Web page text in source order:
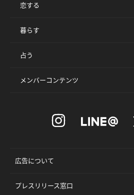
恋する
暮らす
占う
メンバーコンテンツ
広告について
プレスリリース窓口